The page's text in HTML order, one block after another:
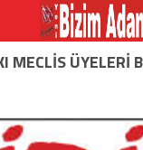
MECLIS ÜYELERI